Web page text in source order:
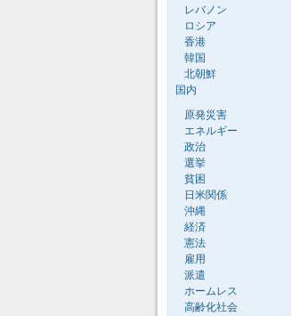
レバノン
ロシア
香港
韓国
北朝鮮
国内
原発災害
エネルギー
政治
選挙
貧困
日米関係
沖縄
経済
憲法
雇用
派遣
ホームレス
高齢化社会